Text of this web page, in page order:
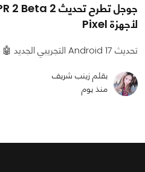
لأجهزة Pixel
تحديث Android 17 التجريبي الجديد 🤖
بقلم زينب شريف
منذ يوم